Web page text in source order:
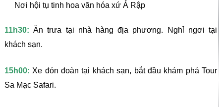
Nơi hội tụ tinh hoa văn hóa xứ Ả Rập
11h30: Ăn trưa tại nhà hàng địa phương. Nghỉ ngơi tại
khách sạn.
15h00: Xe đón đoàn tại khách sạn, bắt đầu khám phá Tour
Sa Mạc Safari.